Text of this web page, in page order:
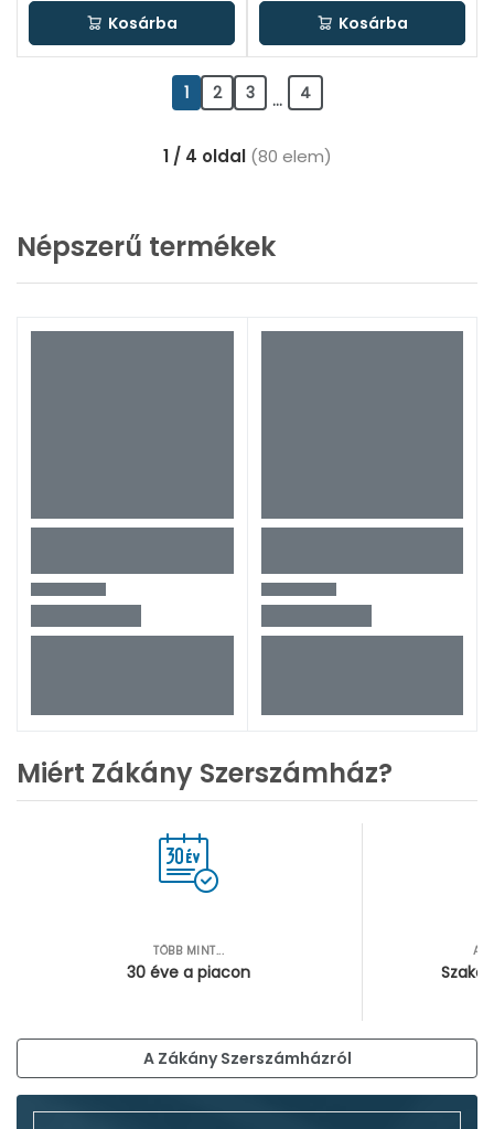
Kosárba Kosárba
1 2 3 ... 4
1 / 4 oldal(80 elem)
Népszerű termékek
Miért Zákány Szerszámház?
TÖBB MINT...
30 éve a piacon
A Zákány Szerszámházról